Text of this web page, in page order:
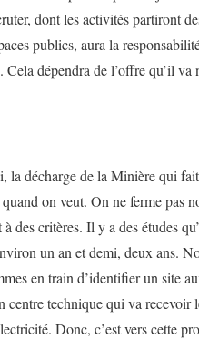
dont les activités partiront
publics, aura la
dépendra de l’offre qu’il va
décharge de la Minière qui
on veut. On ne ferme pas
des critères. Il y a des études
un an et demi, deux ans.
en train d’identifier un site
technique qui va recevoir
Donc, c’est vers cette